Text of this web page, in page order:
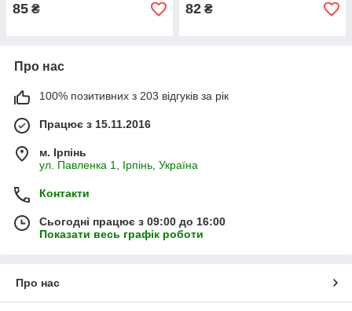
85 ₴ 82 ₴
Про нас
100% позитивних з 203 відгуків за рік
Працює з 15.11.2016
м. Ірпінь
ул. Павленка 1, Ірпінь, Україна
Контакти
Сьогодні працює з 09:00 до 16:00
Показати весь графік роботи
Про нас